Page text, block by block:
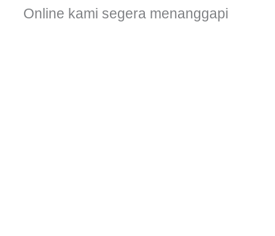
Online kami segera menanggapi